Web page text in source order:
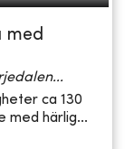
med
ca 130
med härlig...